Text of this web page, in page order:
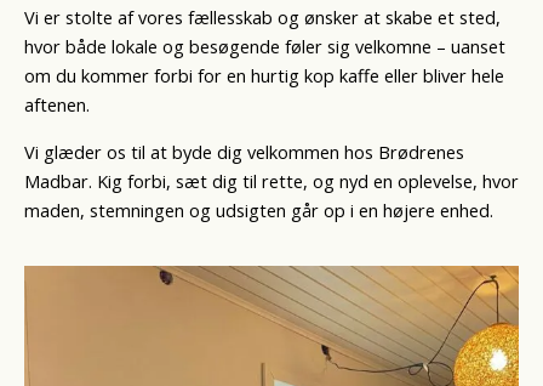
Vi er stolte af vores fællesskab og ønsker at skabe et sted,
hvor både lokale og besøgende føler sig velkomne – uanset
om du kommer forbi for en hurtig kop kaffe eller bliver hele
aftenen.
Vi glæder os til at byde dig velkommen hos Brødrenes
Madbar. Kig forbi, sæt dig til rette, og nyd en oplevelse, hvor
maden, stemningen og udsigten går op i en højere enhed.